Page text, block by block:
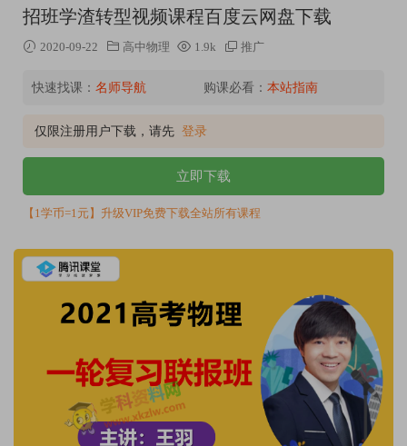
招班学渣转型视频课程百度云网盘下载
2020-09-22 高中物理 1.9k 推广
快速找课： 名师导航 购课必看： 本站指南
仅限注册用户下载，请先 登录
立即下载
【1学币=1元】升级VIP免费下载全站所有课程